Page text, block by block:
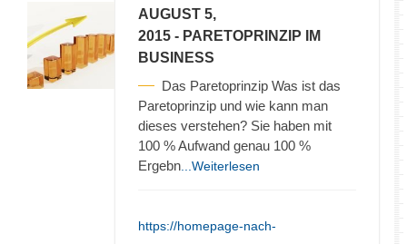
AUGUST 5,
2015 - PARETOPRINZIP IM
BUSINESS
Das Paretoprinzip Was ist das
Paretoprinzip und wie kann man
dieses verstehen? Sie haben mit
100 % Aufwand genau 100 %
Ergebn ...Weiterlesen
https://homepage-nach-